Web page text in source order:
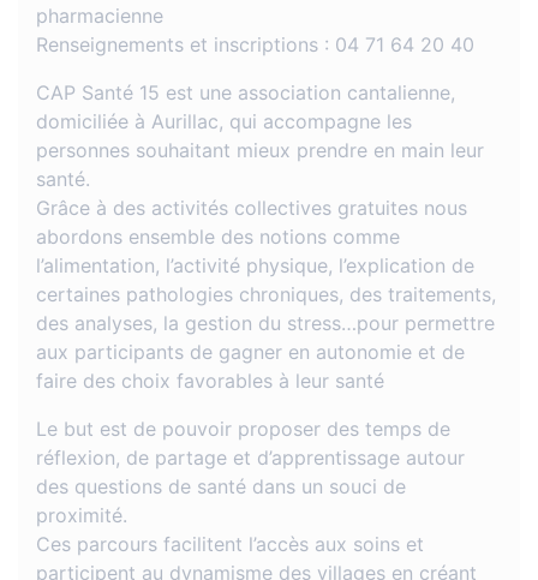
pharmacienne
Renseignements et inscriptions : 04 71 64 20 40
CAP Santé 15 est une association cantalienne,
domiciliée à Aurillac, qui accompagne les
personnes souhaitant mieux prendre en main leur
santé.
Grâce à des activités collectives gratuites nous
abordons ensemble des notions comme
l’alimentation, l’activité physique, l’explication de
certaines pathologies chroniques, des traitements,
des analyses, la gestion du stress…pour permettre
aux participants de gagner en autonomie et de
faire des choix favorables à leur santé
Le but est de pouvoir proposer des temps de
réflexion, de partage et d’apprentissage autour
des questions de santé dans un souci de
proximité.
Ces parcours facilitent l’accès aux soins et
participent au dynamisme des villages en créant